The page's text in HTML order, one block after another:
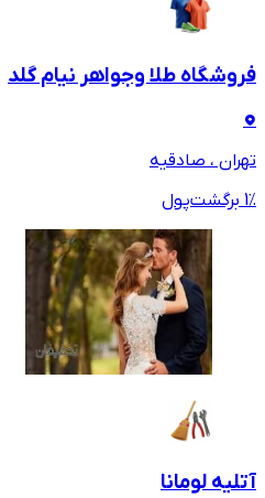
فروشگاه طلا وجواهر نیام گلد
تهران ، صادقیه
1٪ برگشت‌پول
آتلیه لومانا